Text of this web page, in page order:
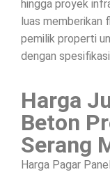
hingga proyek
luas
pemilik properti
dengan
Harga
Beton
Serang
Harga Pagar